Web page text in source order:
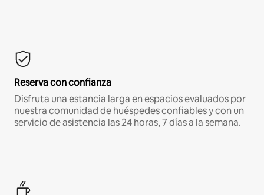
Reserva con confianza
Disfruta una estancia larga en espacios evaluados por
nuestra comunidad de huéspedes confiables y con un
servicio de asistencia las 24 horas, 7 días a la semana.